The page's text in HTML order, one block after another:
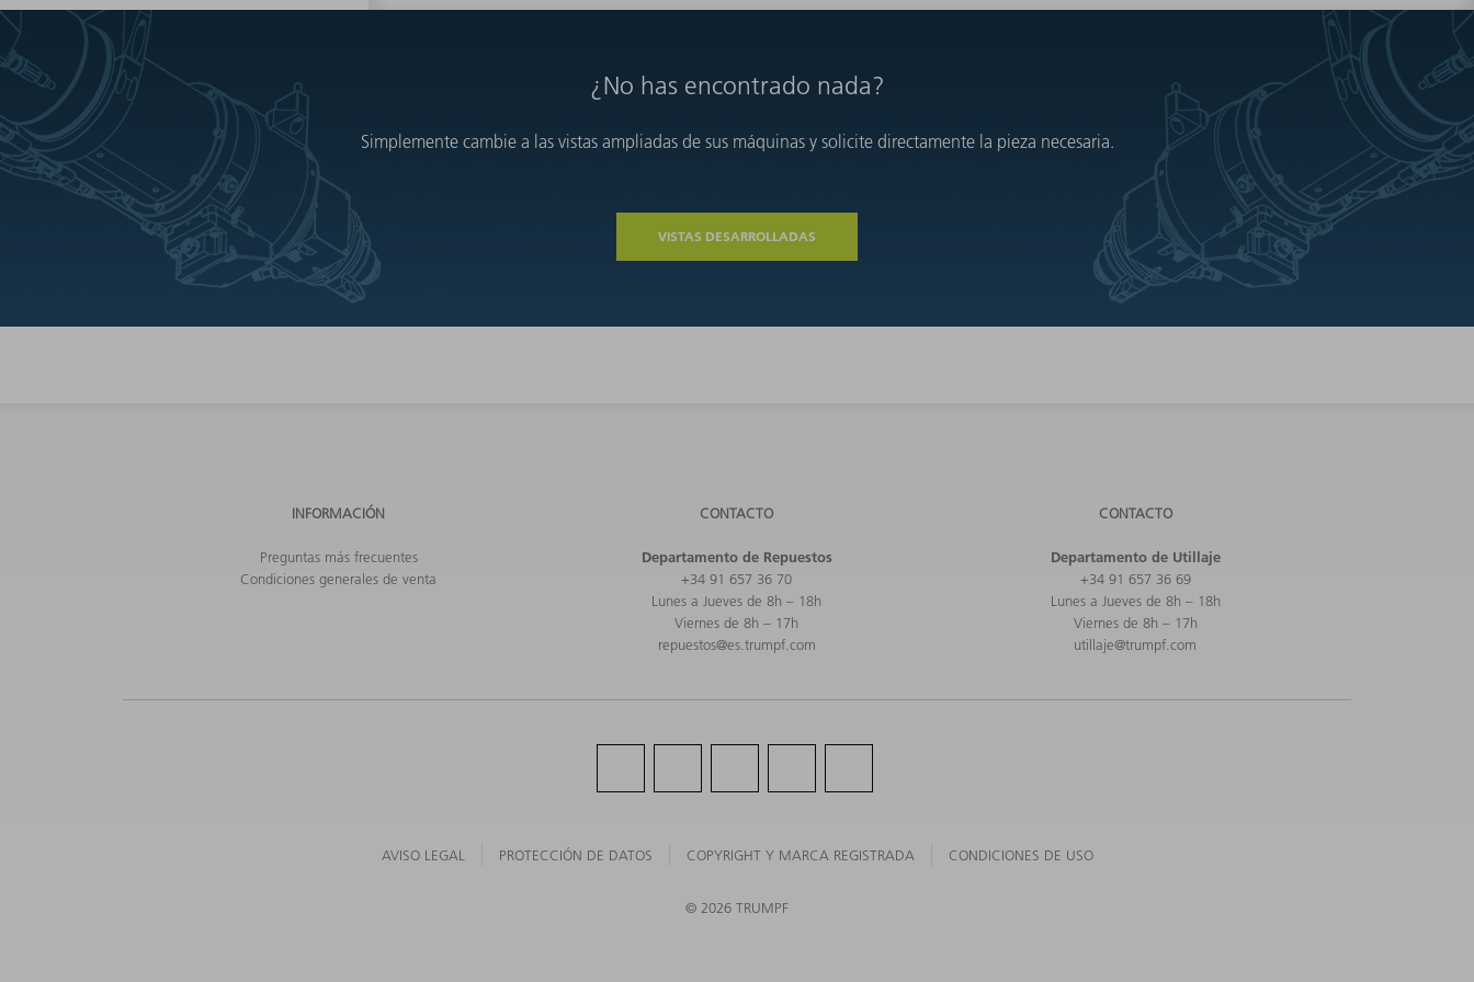
¿No has encontrado nada?
Simplemente cambie a las vistas ampliadas de sus máquinas y solicite directamente la pieza necesaria.
VISTAS DESARROLLADAS
INFORMACIÓN
Preguntas más frecuentes
Condiciones generales de venta
CONTACTO
Departamento de Repuestos
+34 91 657 36 70
Lunes a Jueves de 8h – 18h
Viernes de 8h – 17h
repuestos@es.trumpf.com
CONTACTO
Departamento de Utillaje
+34 91 657 36 69
Lunes a Jueves de 8h – 18h
Viernes de 8h – 17h
utillaje@trumpf.com
AVISO LEGAL PROTECCIÓN DE DATOS COPYRIGHT Y MARCA REGISTRADA CONDICIONES DE USO
© 2026 TRUMPF